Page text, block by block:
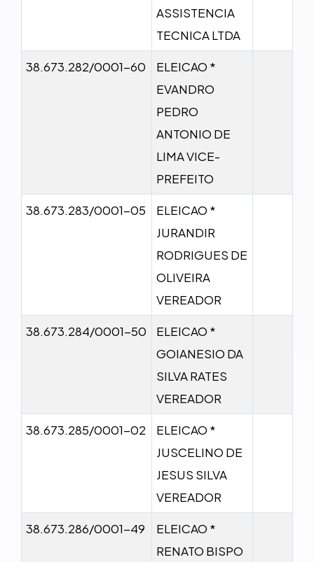
ASSISTENCIA
TECNICA LTDA
38.673.282/0001-60
ELEICAO *
EVANDRO
PEDRO
ANTONIO DE
LIMA VICE-
PREFEITO
38.673.283/0001-05
ELEICAO *
JURANDIR
RODRIGUES DE
OLIVEIRA
VEREADOR
38.673.284/0001-50
ELEICAO *
GOIANESIO DA
SILVA RATES
VEREADOR
38.673.285/0001-02
ELEICAO *
JUSCELINO DE
JESUS SILVA
VEREADOR
38.673.286/0001-49
ELEICAO *
RENATO BISPO